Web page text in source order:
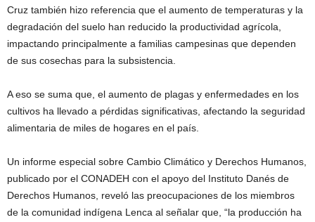
Cruz también hizo referencia que el aumento de temperaturas y la
degradación del suelo han reducido la productividad agrícola,
impactando principalmente a familias campesinas que dependen
de sus cosechas para la subsistencia.
A eso se suma que, el aumento de plagas y enfermedades en los
cultivos ha llevado a pérdidas significativas, afectando la seguridad
alimentaria de miles de hogares en el país.
Un informe especial sobre Cambio Climático y Derechos Humanos,
publicado por el CONADEH con el apoyo del Instituto Danés de
Derechos Humanos, reveló las preocupaciones de los miembros
de la comunidad indígena Lenca al señalar que, “la producción ha